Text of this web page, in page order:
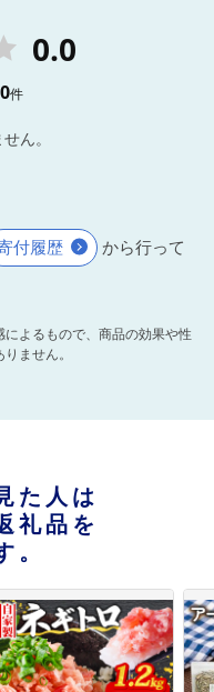
0.0
0件
ん。
付履歴
から行って
よるもので、商品の効果や性
ません。
た人は
礼品を
。